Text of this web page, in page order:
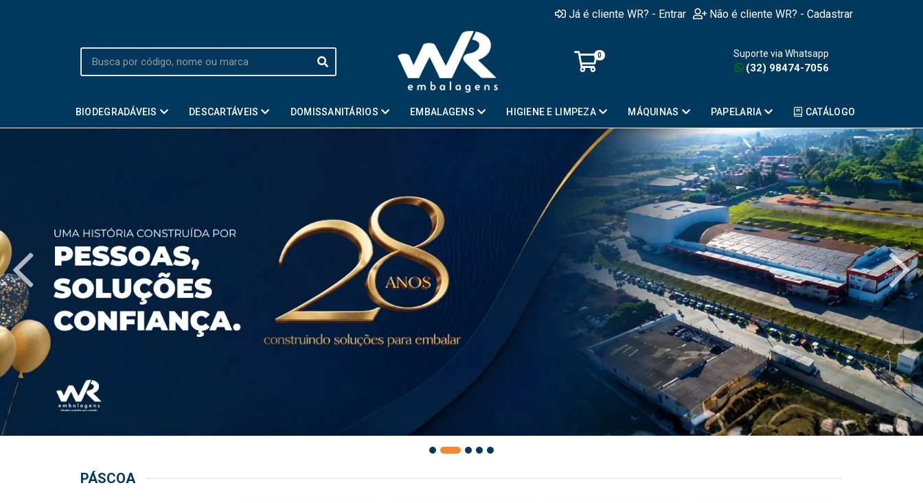
Já é cliente WR? - Entrar Não é cliente WR? - Cadastrar
0 Suporte via Whatsapp
(32) 98474-7056
BIODEGRADÁVEIS DESCARTÁVEIS DOMISSANITÁRIOS EMBALAGENS HIGIENE E LIMPEZA MÁQUINAS PAPELARIA CATÁLOGO
PÁSCOA